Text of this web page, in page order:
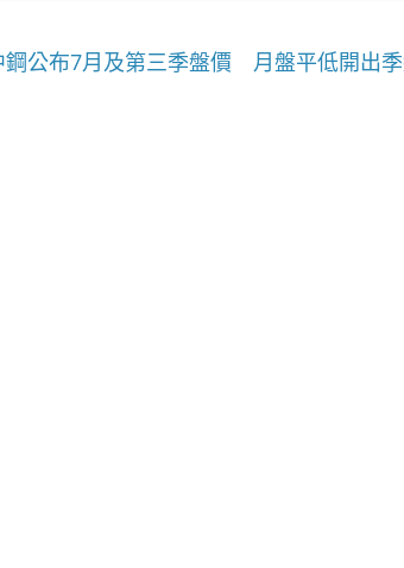
鋼公布7月及第三季盤價 月盤平低開出